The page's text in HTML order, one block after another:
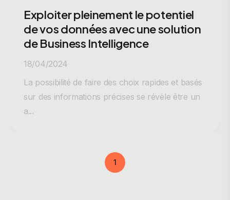
Exploiter pleinement le potentiel
de vos données avec une solution
de Business Intelligence
18/04/2024
La possibilité de faire des choix rapides et basés
sur des informations précises se révèle être un
a...
1